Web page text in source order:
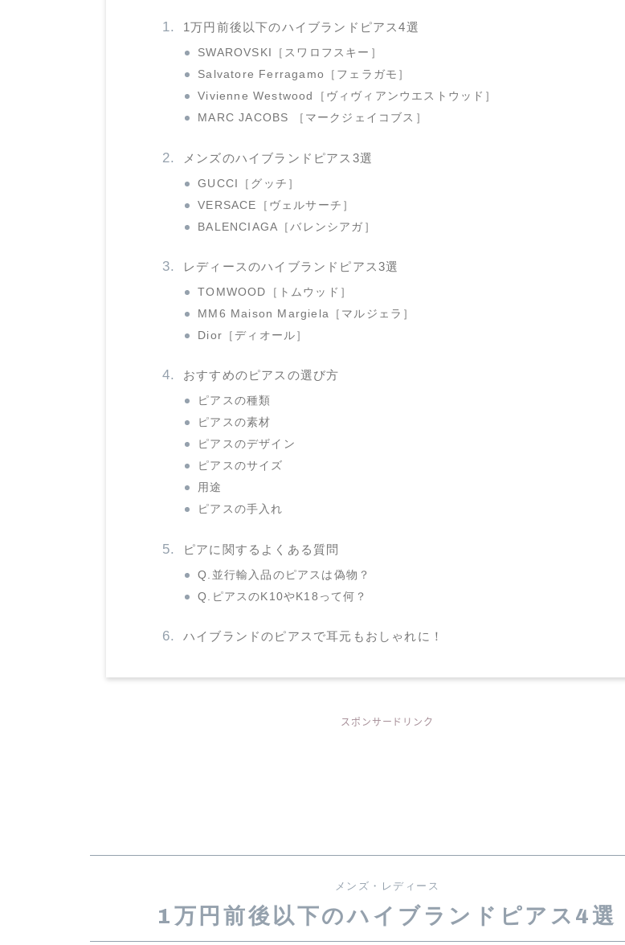
1万円前後以下のハイブランドピアス4選
SWAROVSKI［スワロフスキー］
Salvatore Ferragamo［フェラガモ］
Vivienne Westwood［ヴィヴィアンウエストウッド］
MARC JACOBS ［マークジェイコブス］
メンズのハイブランドピアス3選
GUCCI［グッチ］
VERSACE［ヴェルサーチ］
BALENCIAGA［バレンシアガ］
レディースのハイブランドピアス3選
TOMWOOD［トムウッド］
MM6 Maison Margiela［マルジェラ］
Dior［ディオール］
おすすめのピアスの選び方
ピアスの種類
ピアスの素材
ピアスのデザイン
ピアスのサイズ
用途
ピアスの手入れ
ピアに関するよくある質問
Q.並行輸入品のピアスは偽物？
Q.ピアスのK10やK18って何？
ハイブランドのピアスで耳元もおしゃれに！
スポンサードリンク
メンズ・レディース
1万円前後以下のハイブランドピアス4選